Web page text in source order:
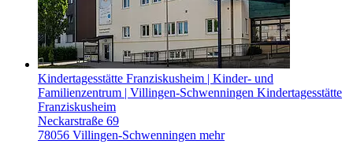
Kindertagesstätte Franziskusheim | Kinder- und
Familienzentrum | Villingen-Schwenningen Kindertagesstätte
Franziskusheim
Neckarstraße 69
78056 Villingen-Schwenningen mehr